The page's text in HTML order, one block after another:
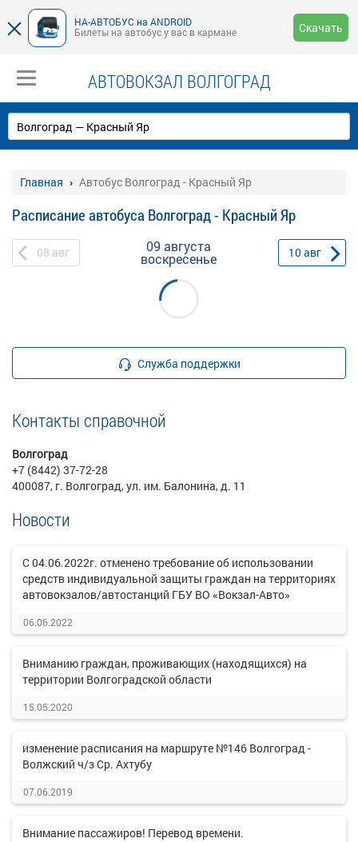
НА-АВТОБУС на ANDROID
Билеты на автобус у вас в кармане
Скачать
АВТОВОКЗАЛ ВОЛГОГРАД
Главная Автобус Волгоград - Красный Яр
Расписание автобуса Волгоград - Красный Яр
08 авг 09 августа
воскресенье 10авг
Служба поддержки
Контакты справочной
Волгоград
+7 (8442) 37-72-28
400087, г. Волгоград, ул. им. Балонина, д. 11
Новости
С 04.06.2022г. отменено требование об использовании
средств индивидуальной защиты граждан на территориях
автовокзалов/автостанций ГБУ ВО «Вокзал-Авто»
06.06.2022
Вниманию граждан, проживающих (находящихся) на
территории Волгоградской области
15.05.2020
изменение расписания на маршруте №146 Волгоград -
Волжский ч/з Ср. Ахтубу
07.06.2019
Внимание пассажиров! Перевод времени.